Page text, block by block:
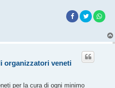
organizzatori veneti
per la cura di ogni minimo